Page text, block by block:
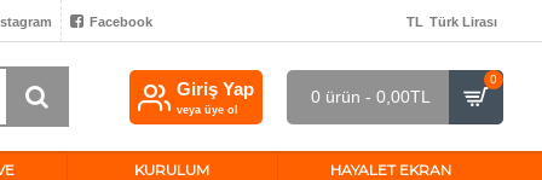
Facebook TL Türk Lirası
Giriş Yap
veya üye ol
0 ürün - 0,00TL
0
KURULUM
HAYALET EKRAN